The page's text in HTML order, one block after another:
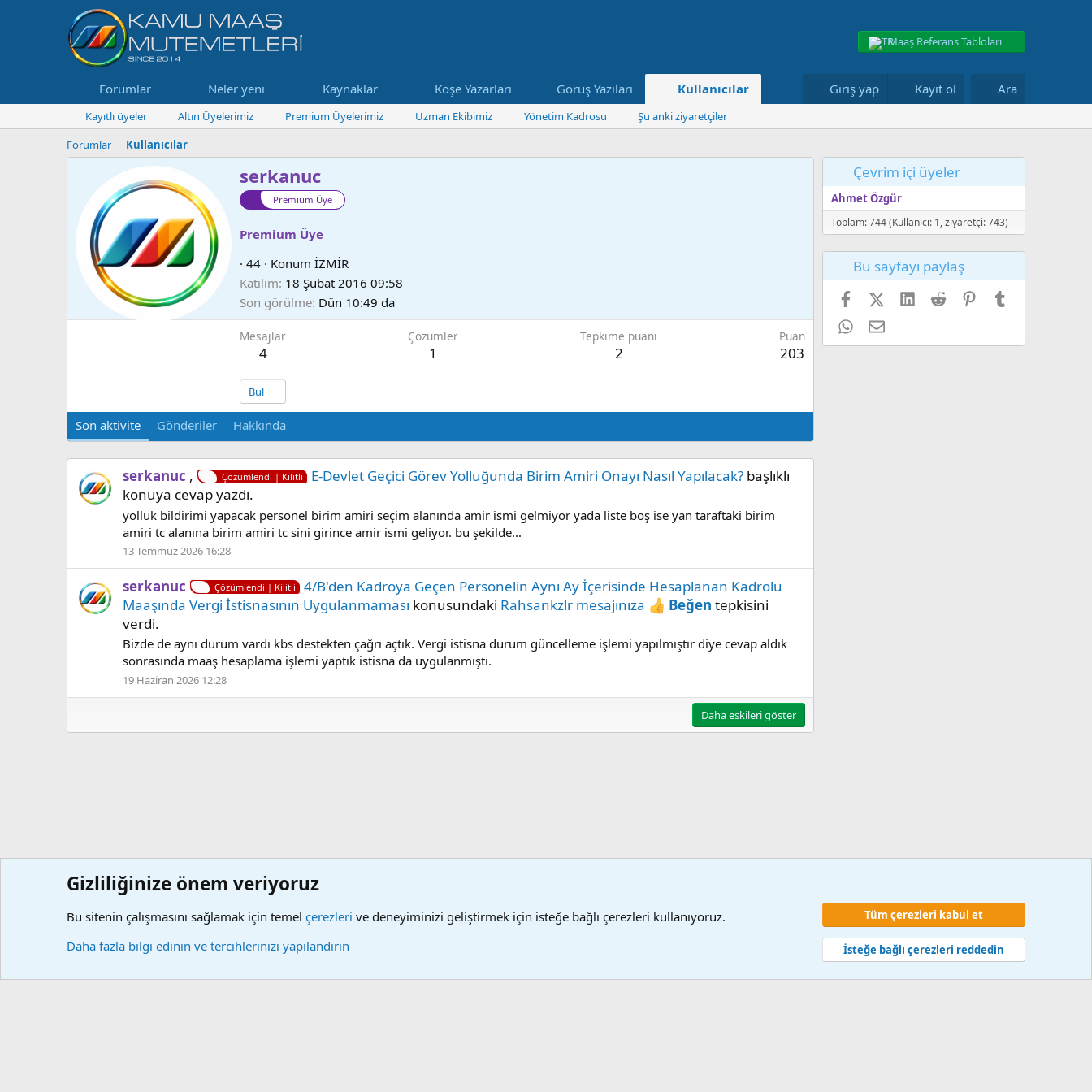
Maaş Referans Tabloları
Forumlar Neler yeni Kaynaklar Köşe Yazarları Görüş Yazıları Kullanıcılar Giriş yap Kayıt ol Ara
Kayıtlı üyeler Altın Üyelerimiz Premium Üyelerimiz Uzman Ekibimiz Yönetim Kadrosu
Şu anki ziyaretçiler
Forumlar
Kullanıcılar
serkanuc
Premium Üye
Premium Üye
· 44 · Konum İZMİR
Katılım 18 Şubat 2016 09:58
Son görülme Dün 10:49 da
Mesajlar
4
Çözümler
1
Tepkime puanı
2
Puan
203
Bul
Son aktivite Gönderiler Hakkında
serkanuc , Çözümlendi | Kilitli E-Devlet Geçici Görev Yolluğunda Birim Amiri Onayı Nasıl Yapılacak? başlıklı
konuya cevap yazdı.
yolluk bildirimi yapacak personel birim amiri seçim alanında amir ismi gelmiyor yada liste boş ise yan taraftaki birim
amiri tc alanına birim amiri tc sini girince amir ismi geliyor. bu şekilde...
13 Temmuz 2026 16:28
serkanuc Çözümlendi | Kilitli
4/B'den Kadroya Geçen Personelin Aynı Ay İçerisinde Hesaplanan Kadrolu
Maaşında Vergi İstisnasının Uygulanmaması konusundaki Rahsankzlr mesajınıza Beğen tepkisini
verdi.
Bizde de aynı durum vardı kbs destekten çağrı açtık. Vergi istisna durum güncelleme işlemi yapılmıştır diye cevap aldık
sonrasında maaş hesaplama işlemi yaptık istisna da uygulanmıştı.
19 Haziran 2026 12:28
Daha eskileri göster
Çevrim içi üyeler
Ahmet Özgür
Toplam: 744 (Kullanıcı: 1, ziyaretçi: 743)
Bu sayfayı paylaş
FacebookX (Twitter)
LinkedIn
Reddit Pinterest
WhatsApp
E-posta
Gizlilik politikası Yardım Ana sayfa
R
S
XenForo 2 Türkçe yama 🇹🇷 [XGT] Yazılım ve web hizmetleri 2014-2024
Gizliliğinize önem veriyoruz
Bu sitenin çalışmasını sağlamak için temel çerezleri ve deneyiminizi geliştirmek için isteğe bağlı çerezleri kullanıyoruz.
Daha fazla bilgi edinin ve tercihlerinizi yapılandırın
Tüm çerezleri kabul et
İsteğe bağlı çerezleri reddedin